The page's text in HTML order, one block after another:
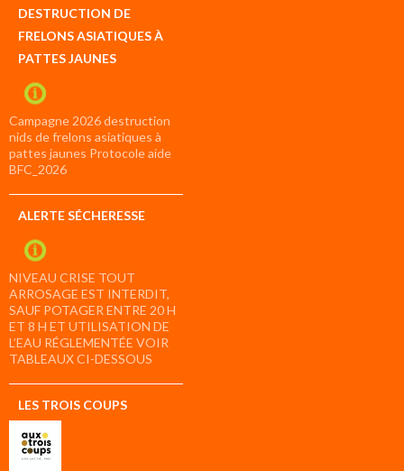
DESTRUCTION DE
FRELONS ASIATIQUES À
PATTES JAUNES
Campagne 2026 destruction
nids de frelons asiatiques à
pattes jaunes Protocole aide
BFC_2026
ALERTE SÉCHERESSE
NIVEAU CRISE TOUT
ARROSAGE EST INTERDIT,
SAUF POTAGER ENTRE 20 H
ET 8 H ET UTILISATION DE
L’EAU RÉGLEMENTÉE VOIR
TABLEAUX CI-DESSOUS
LES TROIS COUPS